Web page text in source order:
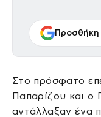
Προσθήκη
Στο πρόσφατο
Παπαρίζου και ο
αντάλλαξαν ένα